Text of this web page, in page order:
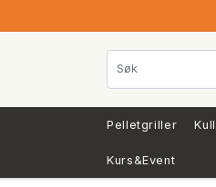
Pelletgriller
Kurs&Event